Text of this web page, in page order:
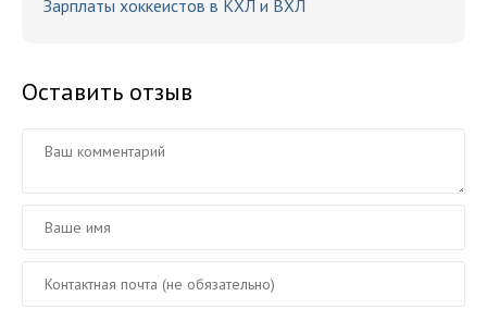
Зарплаты хоккеистов в КХЛ и ВХЛ
Оставить отзыв